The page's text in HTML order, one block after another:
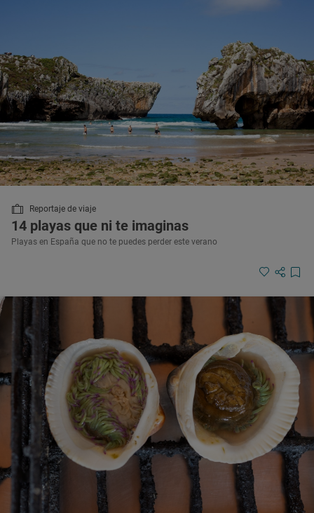
Reportaje de viaje
14 playas que ni te imaginas
Playas en España que no te puedes perder este verano